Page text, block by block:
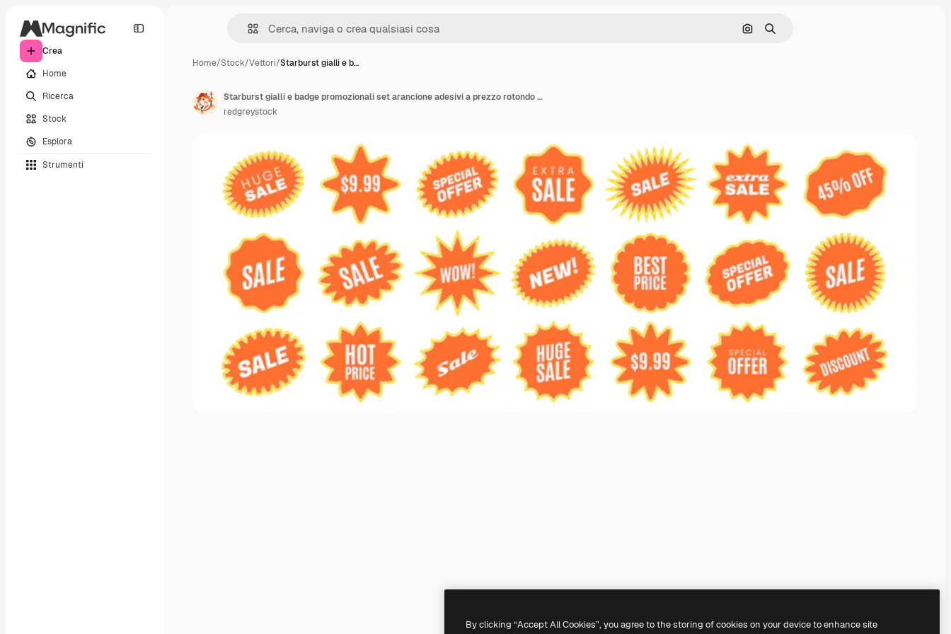
Crea
Home
Ricerca
Stock
Esplora
Strumenti
Cerca per immagine
Ricerca
Home/Stock/Vettori/Starburst gialli e b…
Starburst gialli e badge promozionali set arancione adesivi a prezzo rotondo sunburst tag promozionali retro
redgreystock
By clicking “Accept All Cookies”, you agree to the storing of cookies on your device to enhance site